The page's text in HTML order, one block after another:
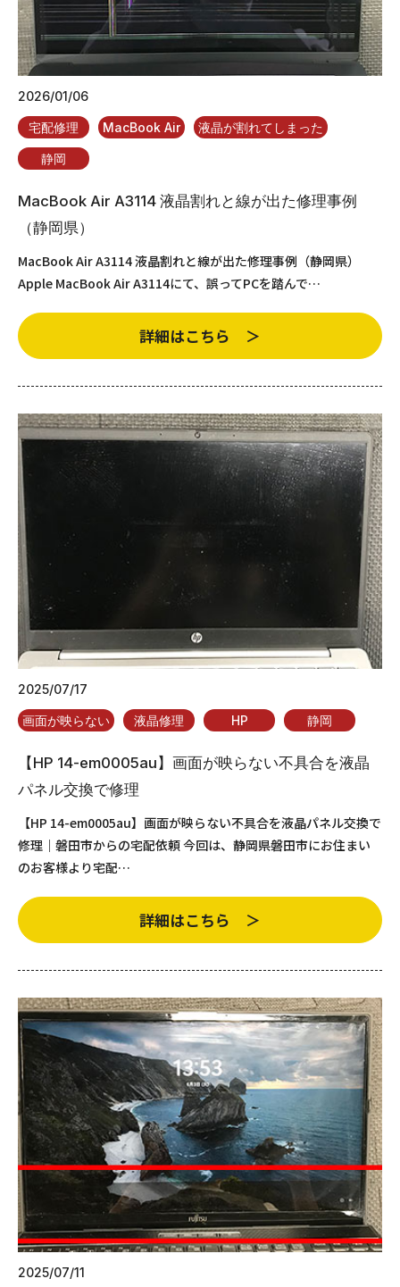
2026/01/06
宅配修理 MacBook Air 液晶が割れてしまった
静岡
MacBook Air A3114 液晶割れと線が出た修理事例
（静岡県）
MacBook Air A3114 液晶割れと線が出た修理事例（静岡県）
Apple MacBook Air A3114にて、誤ってPCを踏んで…
詳細はこちら ＞
2025/07/17
画面が映らない 液晶修理 HP 静岡
【HP 14-em0005au】画面が映らない不具合を液晶
パネル交換で修理
【HP 14-em0005au】画面が映らない不具合を液晶パネル交換で
修理｜磐田市からの宅配依頼 今回は、静岡県磐田市にお住まい
のお客様より宅配…
詳細はこちら ＞
2025/07/11